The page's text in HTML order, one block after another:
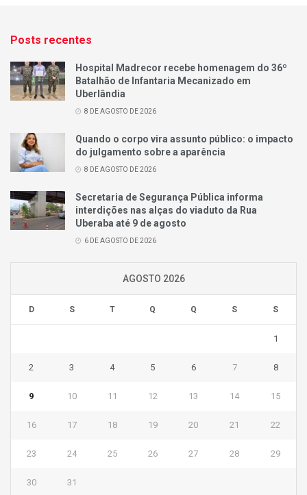
Posts recentes
Hospital Madrecor recebe homenagem do 36º
Batalhão de Infantaria Mecanizado em
Uberlândia
8 DE AGOSTO DE 2026
Quando o corpo vira assunto público: o impacto
do julgamento sobre a aparência
8 DE AGOSTO DE 2026
Secretaria de Segurança Pública informa
interdições nas alças do viaduto da Rua
Uberaba até 9 de agosto
6 DE AGOSTO DE 2026
AGOSTO 2026
D S T Q Q S S
1
2 3 4 5 6 7 8
9 10 11 12 13 14 15
16 17 18 19 20 21 22
23 24 25 26 27 28 29
30 31